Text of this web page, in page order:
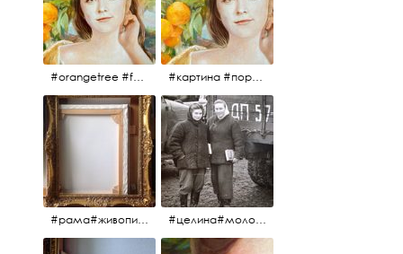
#orangetree #fertility #abundance #portrait #painting #живопись #портрет #картина #девушка #улыбка #aplgallery #картина #портрет #живопись #апельсиновоедерево # девушка #улыбка #изобилие #плодородие #painting #portrait #abundance #fertility #orangetree #aplgallery
#рама#живопись#антиквариат#спб#aplgallery #целина#молодёжьнацелине#комсомолки#50тыегода #50тые#СССР